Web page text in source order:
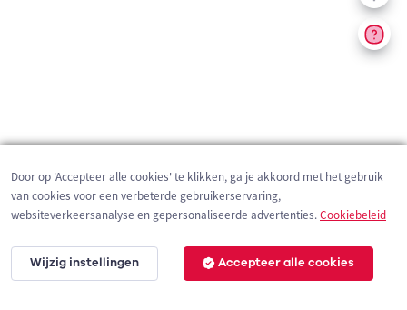
200 m
Door op 'Accepteer alle cookies' te klikken, ga je akkoord met het gebruik
van cookies voor een verbeterde gebruikerservaring,
websiteverkeersanalyse en gepersonaliseerde advertenties.Cookiebeleid
Wijzig instellingen Accepteer alle cookies